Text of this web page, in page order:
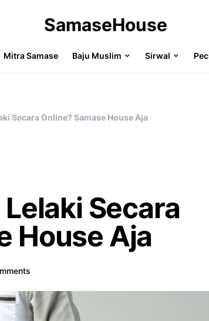
SamaseHouse
Mitra Samase Baju Muslim Sirwal
Secara Online? Samase House Aja
Secara
House Aja